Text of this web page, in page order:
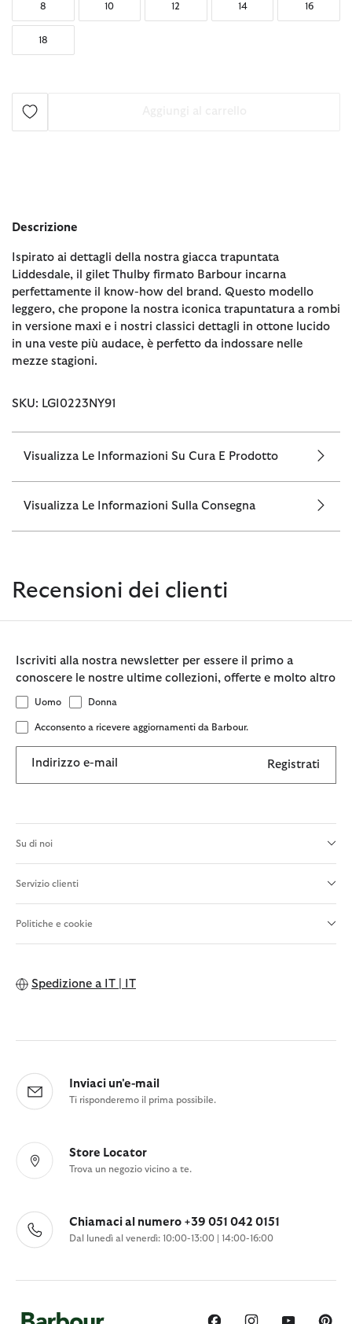
8 10 12 14 16
18
Descrizione
Ispirato ai dettagli della nostra giacca trapuntata
Liddesdale, il gilet Thulby firmato Barbour incarna
perfettamente il know-how del brand. Questo modello
leggero, che propone la nostra iconica trapuntatura a rombi
in versione maxi e i nostri classici dettagli in ottone lucido
in una veste più audace, è perfetto da indossare nelle
mezze stagioni.
SKU: LGI0223NY91
Visualizza Le Informazioni Su Cura E Prodotto
Visualizza Le Informazioni Sulla Consegna
Recensioni dei clienti
Iscriviti alla nostra newsletter per essere il primo a
conoscere le nostre ultime collezioni, offerte e molto altro
Uomo Donna
Acconsento a ricevere aggiornamenti da Barbour.
Indirizzo e-mail Registrati
Su di noi
Servizio clienti
Politiche e cookie
Spedizione a IT | IT
Inviaci un'e-mail
Ti risponderemo il prima possibile.
Store Locator
Trova un negozio vicino a te.
Chiamaci al numero +39 051 042 0151
Dal lunedì al venerdì: 10:00-13:00 | 14:00-16:00